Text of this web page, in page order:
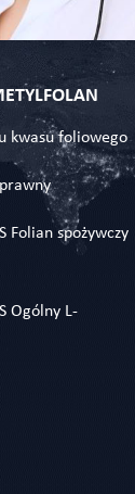
kwasu foliowego
Folian spożywczy
Ogólny L-